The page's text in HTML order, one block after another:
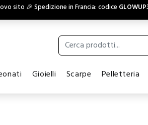
sito 🎉 Spedizione in Francia: codice
Gioielli Scarpe Pelletteria